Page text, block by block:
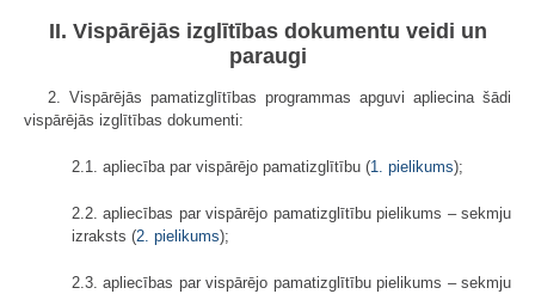
II. Vispārējās izglītības dokumentu veidi un
paraugi
2. Vispārējās pamatizglītības programmas apguvi apliecina šādi
vispārējās izglītības dokumenti:
2.1. apliecība par vispārējo pamatizglītību (1. pielikums);
2.2. apliecības par vispārējo pamatizglītību pielikums – sekmju
izraksts (2. pielikums);
2.3. apliecības par vispārējo pamatizglītību pielikums – sekmju